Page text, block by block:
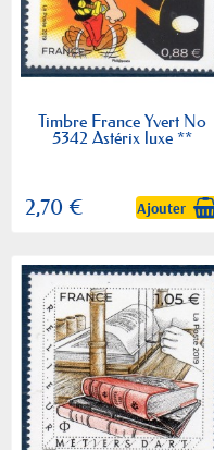
Timbre France Yvert No
5342 Astérix luxe **
2,70 € Ajouter